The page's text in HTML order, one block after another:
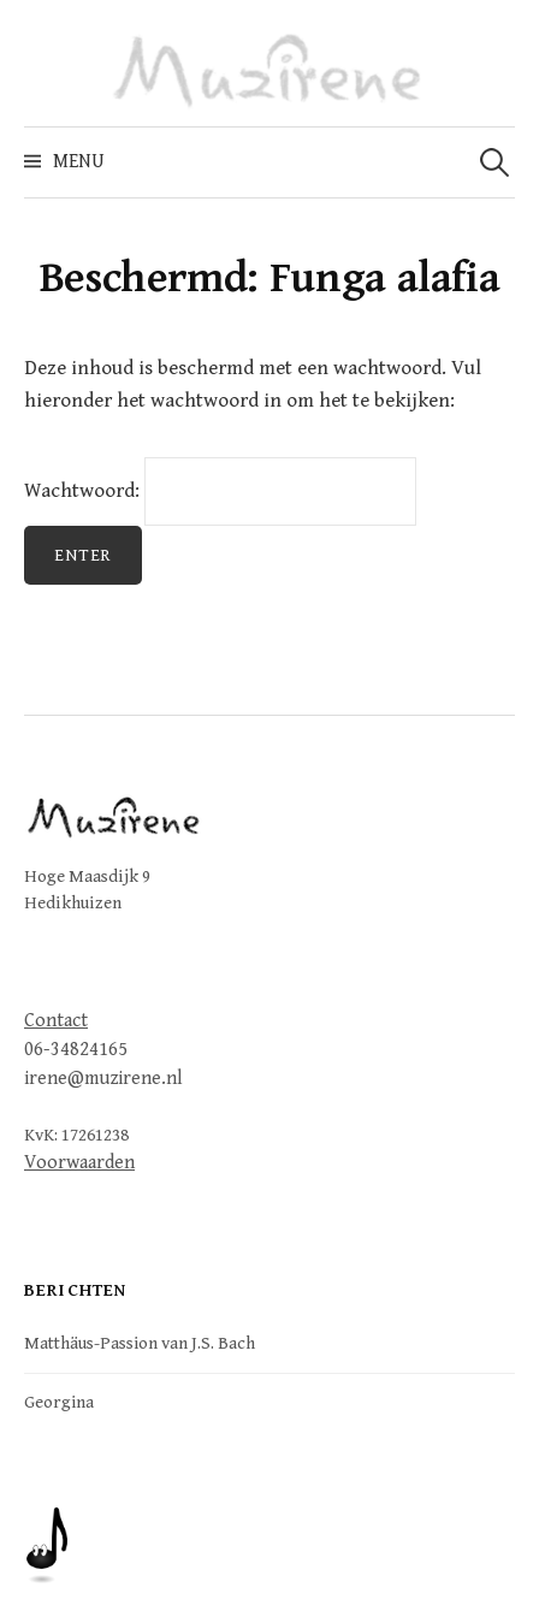
MENU
Zoeken
naar:
Beschermd: Funga alafia
Deze inhoud is beschermd met een wachtwoord. Vul
hieronder het wachtwoord in om het te bekijken:
Wachtwoord:
Hoge Maasdijk 9
Hedikhuizen
Contact
06-34824165
irene@muzirene.nl
KvK: 17261238
Voorwaarden
BERICHTEN
Matthäus-Passion van J.S. Bach
Georgina